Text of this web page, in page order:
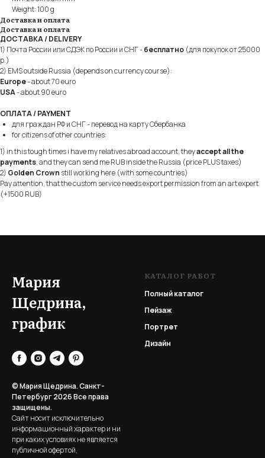
Weight: 100 g
Доставка и оплата
Доставка и оплата
ДОСТАВКА / DELIVERY
1) Почта России или СДЭК по России и СНГ -бесплатно (для покупок от 25000
р.)
2) EMS outside Russia (depends on currency course):
Europe- about 70 euro
USA- about 90 euro
ОПЛАТА / PAYMENT
для граждан РФ и СНГ - перевод на карту Сбербанка
for citizens of other countries:
1) in this tough times i have my relatives abroad account, theyaccept all the
payments, and they can send me RUB inside the Russia (price PLUS taxes)
2) Golden Crown still working here (with some countries)
Pay attention, that the custom service needs export permission from an art expert
(+1500 RUB)
Мария
Щедрина,
график
© Мария Щедрина. Санкт-
Петербург 2026Все права
защищены.
Сайт носит исключительно
информационный характер и ни
при каких условиях не является
публичной офертой,
КАТАЛОГ РАБОТ
Полный каталог
Пейзаж
Портрет
Дизайн